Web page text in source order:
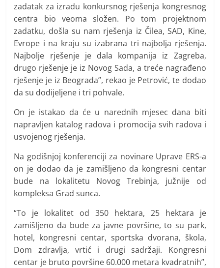
zadatak za izradu konkursnog rješenja kongresnog
centra bio veoma složen. Po tom projektnom
zadatku, došla su nam rješenja iz Čilea, SAD, Kine,
Evrope i na kraju su izabrana tri najbolja rješenja.
Najbolje rješenje je dala kompanija iz Zagreba,
drugo rješenje je iz Novog Sada, a treće nagrađeno
rješenje je iz Beograda”, rekao je Petrović, te dodao
da su dodijeljene i tri pohvale.
On je istakao da će u narednih mjesec dana biti
napravljen katalog radova i promocija svih radova i
usvojenog rješenja.
Na godišnjoj konferenciji za novinare Uprave ERS-a
on je dodao da je zamišljeno da kongresni centar
bude na lokalitetu Novog Trebinja, južnije od
kompleksa Grad sunca.
“To je lokalitet od 350 hektara, 25 hektara je
zamišljeno da bude za javne površine, to su park,
hotel, kongresni centar, sportska dvorana, škola,
Dom zdravlja, vrtić i drugi sadržaji. Kongresni
centar je bruto površine 60.000 metara kvadratnih”,